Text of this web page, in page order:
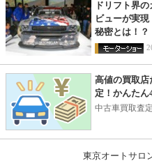
ドリフト界
ビューが実
秘密とは！？
高値の買取店
定！かんたん
中古車買取査
東京オートサロ